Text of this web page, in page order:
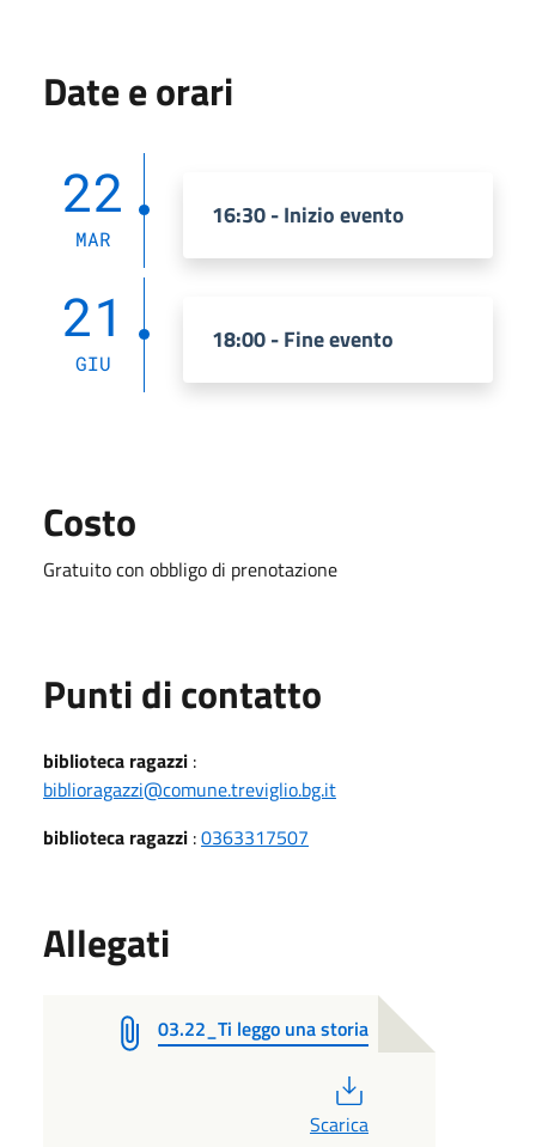
Date e orari
22
MAR
16:30 - Inizio evento
21
GIU
18:00 - Fine evento
Costo
Gratuito con obbligo di prenotazione
Punti di contatto
biblioteca ragazzi :
biblioragazzi@comune.treviglio.bg.it
biblioteca ragazzi :0363317507
Allegati
03.22_Ti leggo una storia
Scarica